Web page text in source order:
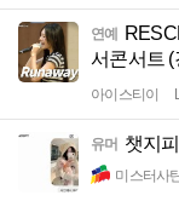
연예
서콘서트 (
아이스티이
유머 챗지
미스터사